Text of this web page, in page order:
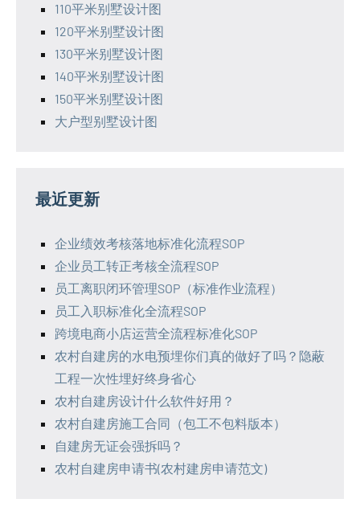
110平米别墅设计图
120平米别墅设计图
130平米别墅设计图
140平米别墅设计图
150平米别墅设计图
大户型别墅设计图
最近更新
企业绩效考核落地标准化流程SOP
企业员工转正考核全流程SOP
员工离职闭环管理SOP（标准作业流程）
员工入职标准化全流程SOP
跨境电商小店运营全流程标准化SOP
农村自建房的水电预埋你们真的做好了吗？隐蔽
工程一次性埋好终身省心
农村自建房设计什么软件好用？
农村自建房施工合同（包工不包料版本）
自建房无证会强拆吗？
农村自建房申请书(农村建房申请范文)